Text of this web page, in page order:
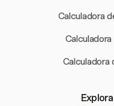
Calculadora
Calculadora